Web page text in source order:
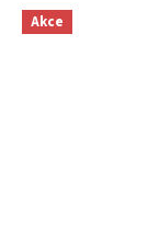
Akce